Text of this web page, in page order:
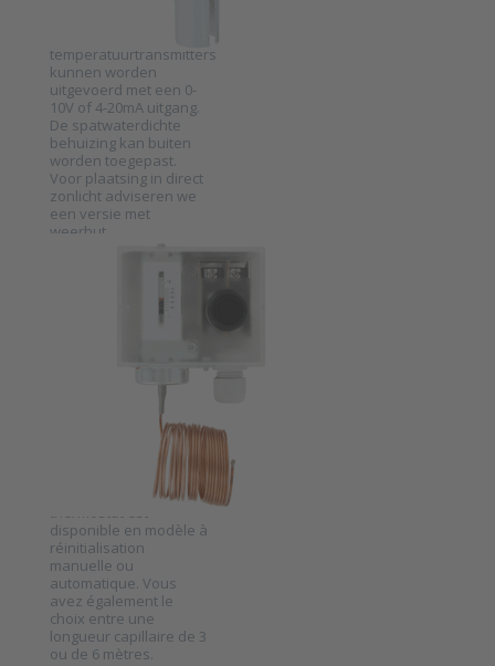
temperatuurtransmitters
kunnen worden
uitgevoerd met een 0-
10V of 4-20mA uitgang.
De spatwaterdichte
behuizing kan buiten
worden toegepast.
Voor plaatsing in direct
zonlicht adviseren we
een versie met
weerhut.
Press ENTER for more
options to
Temperatuurtransmitter
voor buitenlucht serie
BTT-O
Thermostat
de protection
antigel Dwyer
Le thermostat DFS de
Dwyer sert à prévenir
les risques de gel dans
traitement d'air. Ce
thermostat est
disponible en modèle à
réinitialisation
manuelle ou
automatique. Vous
avez également le
choix entre une
longueur capillaire de 3
ou de 6 mètres.
ENTER for
more
options to
Thermostat
de
protection
antigel
Dwyer
série DFS